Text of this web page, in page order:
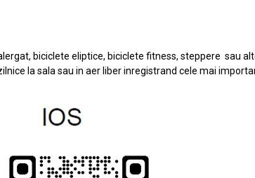
biciclete eliptice, biciclete fitness, steppere sau
la sala sau in aer liber inregistrand cele mai